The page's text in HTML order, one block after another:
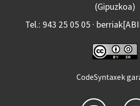
(Gipuzkoa)
Tel.: 943 25 05 05 ·
CodeSyntaxek